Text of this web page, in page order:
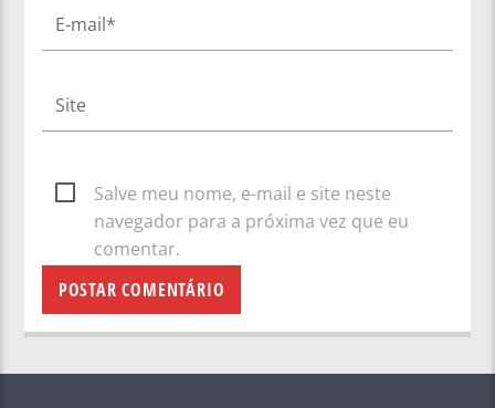
Salve meu nome, e-mail e site neste
navegador para a próxima vez que eu
comentar.